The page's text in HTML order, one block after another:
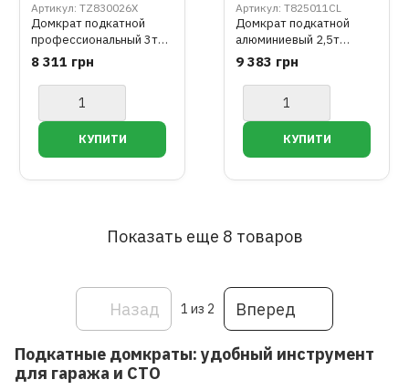
Артикул: TZ830026X
Домкрат подкатной
профессиональный 3т
низкопрофильный с
двойной помпой 80-508
мм TORIN TZ830026X
8 311 грн
Артикул: T825011CL
Домкрат подкатной
алюминиевый 2,5т
низкопрофильный с
двойной помпой 100-
460 мм TORIN
T825011CL
9 383 грн
Показать еще 8 товаров
Назад 1 из 2 Вперед
Подкатные домкраты: удобный инструмент
для гаража и СТО